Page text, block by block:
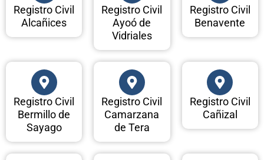
Registro Civil
Alcañices
Registro Civil
Ayoó de
Vidriales
Registro Civil
Benavente
Registro Civil
Bermillo de
Sayago
Registro Civil
Camarzana
de Tera
Registro Civil
Cañizal